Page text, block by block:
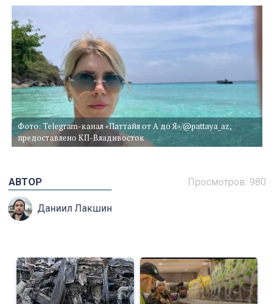
Фото: Telegram-канал «Паттайя от А до Я»/@pattaya_az,
предоставлено КП-Владивосток
Просмотров: 980
АВТОР
Даниил Лакшин